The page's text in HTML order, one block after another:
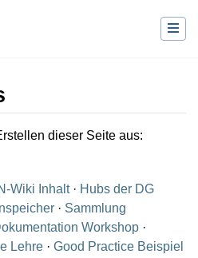
dieser Seite aus:
Wiki Inhalt · Hubs der DG
· Sammlung
Workshop ·
Lehre · Good Practice Beispiel